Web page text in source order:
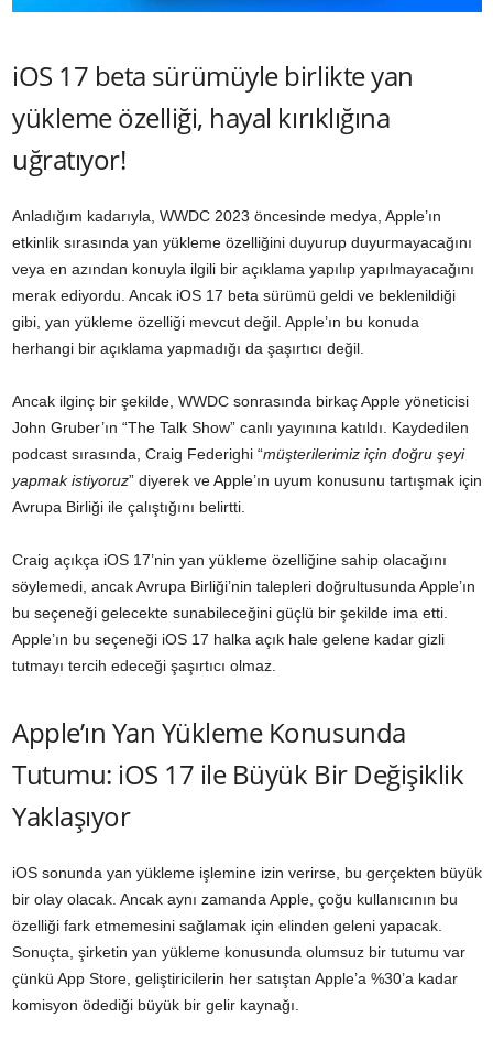
iOS 17 beta sürümüyle birlikte yan
yükleme özelliği, hayal kırıklığına
uğratıyor!
Anladığım kadarıyla, WWDC 2023 öncesinde medya, Apple’ın
etkinlik sırasında yan yükleme özelliğini duyurup duyurmayacağını
veya en azından konuyla ilgili bir açıklama yapılıp yapılmayacağını
merak ediyordu. Ancak iOS 17 beta sürümü geldi ve beklenildiği
gibi, yan yükleme özelliği mevcut değil. Apple’ın bu konuda
herhangi bir açıklama yapmadığı da şaşırtıcı değil.
Ancak ilginç bir şekilde, WWDC sonrasında birkaç Apple yöneticisi
John Gruber’ın “The Talk Show” canlı yayınına katıldı. Kaydedilen
podcast sırasında, Craig Federighi “müşterilerimiz için doğru şeyi
yapmak istiyoruz” diyerek ve Apple’ın uyum konusunu tartışmak için
Avrupa Birliği ile çalıştığını belirtti.
Craig açıkça iOS 17’nin yan yükleme özelliğine sahip olacağını
söylemedi, ancak Avrupa Birliği’nin talepleri doğrultusunda Apple’ın
bu seçeneği gelecekte sunabileceğini güçlü bir şekilde ima etti.
Apple’ın bu seçeneği iOS 17 halka açık hale gelene kadar gizli
tutmayı tercih edeceği şaşırtıcı olmaz.
Apple’ın Yan Yükleme Konusunda
Tutumu: iOS 17 ile Büyük Bir Değişiklik
Yaklaşıyor
iOS sonunda yan yükleme işlemine izin verirse, bu gerçekten büyük
bir olay olacak. Ancak aynı zamanda Apple, çoğu kullanıcının bu
özelliği fark etmemesini sağlamak için elinden geleni yapacak.
Sonuçta, şirketin yan yükleme konusunda olumsuz bir tutumu var
çünkü App Store, geliştiricilerin her satıştan Apple’a %30’a kadar
komisyon ödediği büyük bir gelir kaynağı.